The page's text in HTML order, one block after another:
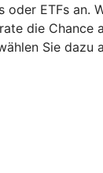
ETFs an.
die Chance
Sie dazu